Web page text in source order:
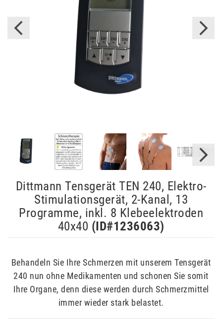
Dittmann Tensgerät TEN 240, Elektro-
Stimulationsgerät, 2-Kanal, 13
Programme, inkl. 8 Klebeelektroden
40x40 (ID#1236063)
Behandeln Sie Ihre Schmerzen mit unserem Tensgerät
240 nun ohne Medikamenten und schonen Sie somit
Ihre Organe, denn diese werden durch Schmerzmittel
immer wieder stark belastet.